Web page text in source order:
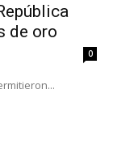
de oro
0